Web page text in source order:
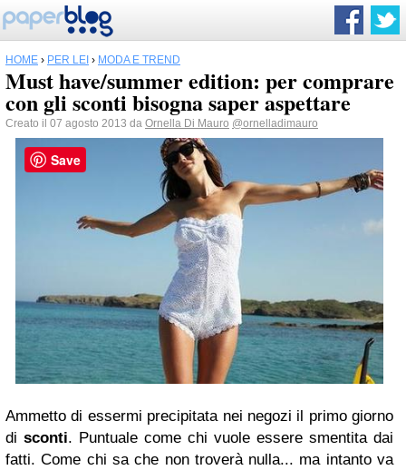
HOME › PER LEI › MODA E TREND
Must have/summer edition: per comprare
con gli sconti bisogna saper aspettare
Creato il 07 agosto 2013 da Ornella Di Mauro @ornelladimauro
Ammetto di essermi precipitata nei negozi il primo giorno
di sconti. Puntuale come chi vuole essere smentita dai
fatti. Come chi sa che non troverà nulla... ma intanto va
Save